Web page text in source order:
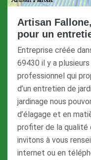
Artisan
pour un
Entreprise créée
69430 il y a
professionnel qui
d’un entretien de
jardinage nous
d’élagage et en
profiter de la qualité
invitons à vous
internet ou en